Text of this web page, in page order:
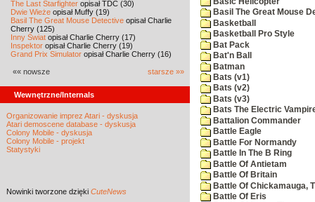
The Last Starfighter opisał TDC (30)
Dwie Wieże opisał Muffy (19)
Basil The Great Mouse Detective opisał Charlie
Cherry (125)
Inny Świat opisał Charlie Cherry (17)
Inspektor opisał Charlie Cherry (19)
Grand Prix Simulator opisał Charlie Cherry (16)
«« nowsze starsze »»
Wewnętrzne/Internals
Organizowanie imprez Atari - dyskusja
Atari demoscene database - dyskusja
Colony Mobile - dyskusja
Colony Mobile - projekt
Statystyki
Nowinki tworzone dzięki CuteNews
Basil The Great Mouse
Basketball
Basketball Pro Style
Bat Pack
Bat'n Ball
Batman
Bats (v1)
Bats (v2)
Bats (v3)
Bats The Electric
Battalion Commander
Battle Eagle
Battle For Normandy
Battle In The B Ring
Battle Of Antietam
Battle Of Britain
Battle Of Chickamauga,
Battle Of Eris